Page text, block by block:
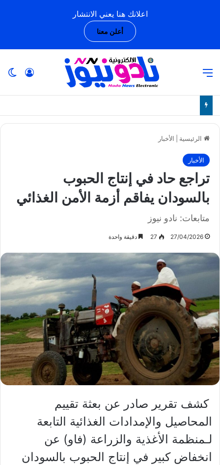
اعلانك هنا يعني الانتشار
أعلن معنا
الرئيسية الأخبار
الأخبار
تراجع حاد في إنتاج الحبوب
بالسودان يفاقم أزمة الأمن الغذائي
متابعات: نادو نيوز
27/04/2026
27 دقيقة واحدة
كشف تقرير صادر عن بعثة تقييم
المحاصيل والإمدادات الغذائية التابعة
لـمنظمة الأغذية والزراعة (فاو) عن
انخفاض كبير في إنتاج الحبوب بالسودان